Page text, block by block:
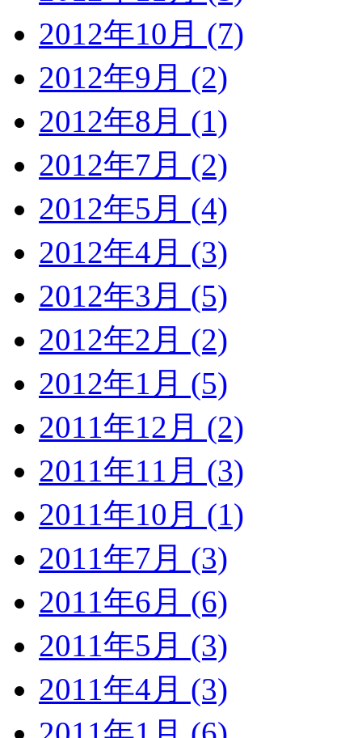
2012年10月 (7)
2012年9月 (2)
2012年8月 (1)
2012年7月 (2)
2012年5月 (4)
2012年4月 (3)
2012年3月 (5)
2012年2月 (2)
2012年1月 (5)
2011年12月 (2)
2011年11月 (3)
2011年10月 (1)
2011年7月 (3)
2011年6月 (6)
2011年5月 (3)
2011年4月 (3)